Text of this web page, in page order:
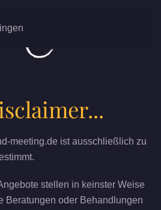
meeting.de ist ausschließlich zu
stellen in keinster Weise
Beratungen oder Behandlungen